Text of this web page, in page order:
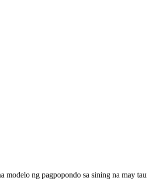
ng pagpopondo sa sining na may